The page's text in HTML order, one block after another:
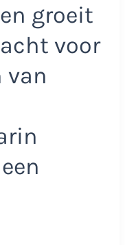
groeit
voor
van